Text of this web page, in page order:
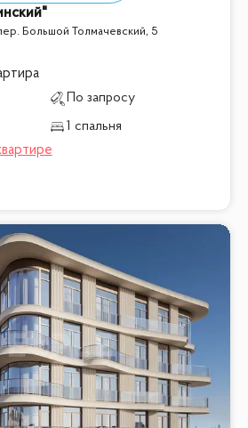
Большой Толмачевский, 5
По запросу
1 спальня